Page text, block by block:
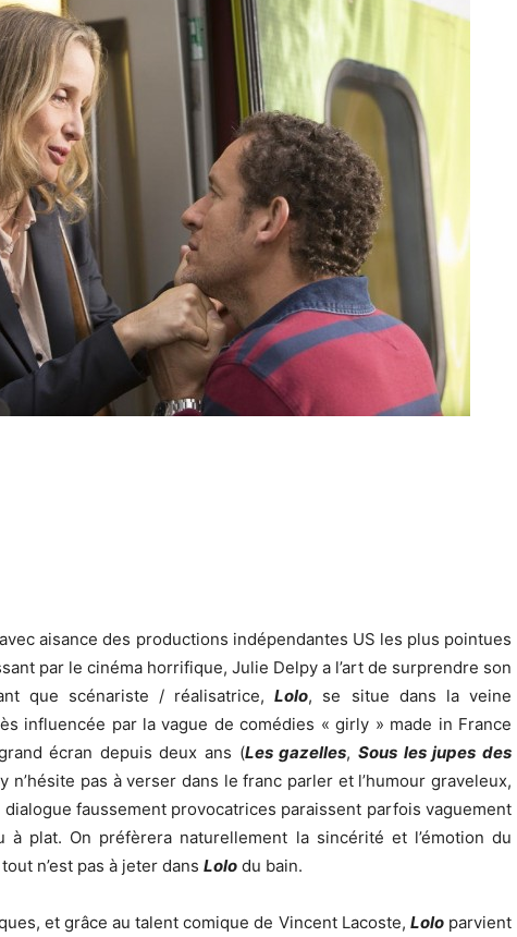
aisance des productions indépendantes US les plus pointues
par le cinéma horrifique, Julie Delpy a l’art de surprendre son
que scénariste / réalisatrice,Lolo, se situe dans la veine
influencée par la vague de comédies « girly » made in France
écran depuis deux ans (Les gazelles,Sous les jupes des
n’hésite pas à verser dans le franc parler et l’humour graveleux,
faussement provocatrices paraissent parfois vaguement
plat. On préfèrera naturellement la sincérité et l’émotion du
n’est pas à jeter dans Lolo du bain.
et grâce au talent comique de Vincent Lacoste, Loloparvient